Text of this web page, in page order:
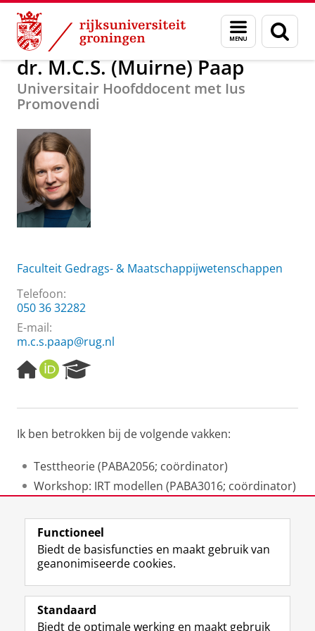
Skip
Content
Skip
Navigation
Menu
en
zoeken
Over ons dr. M.C.S. (Muirne) Paap
dr. M.C.S. (Muirne) Paap
Universitair Hoofddocent met Ius
Promovendi
Faculteit Gedrags- & Maatschappijwetenschappen
Telefoon:
050 36 32282
E-mail:
m.c.s.paap@rug.nl
H
o
e
a
e
O
R
I
e
r
h
P
o
t
a
l
Ik ben betrokken bij de volgende vakken:
Testtheorie (PABA2056; coördinator)
Workshop: IRT modellen (PABA3016; coördinator)
Laatst gewijzigd: 01 november 2023 18:52
Volg de RUG
F
a
L
i
R
S
I
n
Y
o
Functioneel
Biedt de basisfuncties en maakt gebruik van
geanonimiseerde cookies.
Standaard
Biedt de optimale werking en maakt gebruik